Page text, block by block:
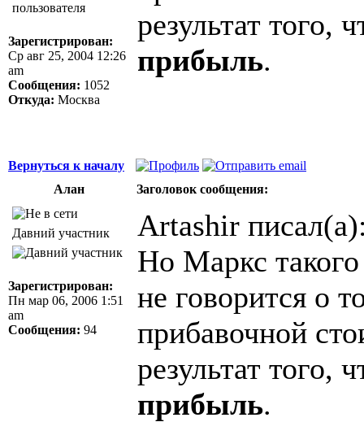
Зарегистрирован:
Ср авг 25, 2004 12:26
am
Сообщения: 1052
Откуда: Москва
результат того,
прибыль.
Вернуться к началу
Алан
Заголовок сообщения:
Давний участник
Зарегистрирован:
Пн мар 06, 2006 1:51
am
Сообщения: 94
Artashir
Но Маркс
не говорится о
прибавочной
результат того,
прибыль.